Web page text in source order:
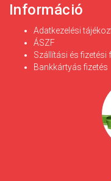
Információ
Adatkezelési
ÁSZF
Szállítási és fizetési
Bankkártyás fizetés